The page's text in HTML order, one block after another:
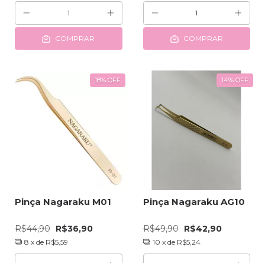
COMPRAR COMPRAR
18% OFF
Pinça Nagaraku M01
R$44,90 R$36,90
8 x de R$5,59
14% OFF
Pinça Nagaraku AG10
R$49,90 R$42,90
10 x de R$5,24